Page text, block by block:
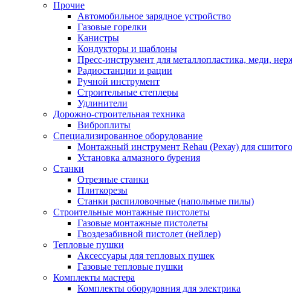
Прочие
Автомобильное зарядное устройство
Газовые горелки
Канистры
Кондукторы и шаблоны
Пресс-инструмент для металлопластика, меди,
Радиостанции и рации
Ручной инструмент
Строительные степлеры
Удлинители
Дорожно-строительная техника
Виброплиты
Специализированное оборудование
Монтажный инструмент Rehau (Рехау) для
Установка алмазного бурения
Станки
Отрезные станки
Плиткорезы
Станки распиловочные (напольные пилы)
Строительные монтажные пистолеты
Газовые монтажные пистолеты
Гвоздезабивной пистолет (нейлер)
Тепловые пушки
Аксессуары для тепловых пушек
Газовые тепловые пушки
Комплекты мастера
Комплекты оборудовния для электрика